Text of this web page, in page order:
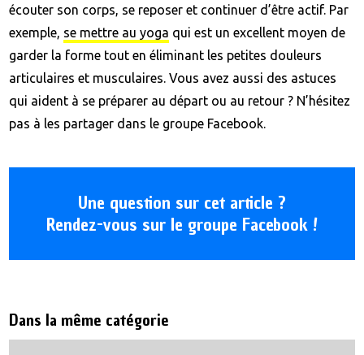
écouter son corps, se reposer et continuer d’être actif. Par
exemple, se mettre au yoga qui est un excellent moyen de
garder la forme tout en éliminant les petites douleurs
articulaires et musculaires. Vous avez aussi des astuces
qui aident à se préparer au départ ou au retour ? N’hésitez
pas à les partager dans le groupe Facebook.
Une question sur cet article ?
Rendez-vous sur le groupe Facebook !
Dans la même catégorie